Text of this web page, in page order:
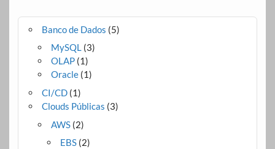
Banco de Dados (5)
MySQL(3)
OLAP(1)
Oracle(1)
CI/CD(1)
Clouds Públicas (3)
AWS(2)
EBS (2)